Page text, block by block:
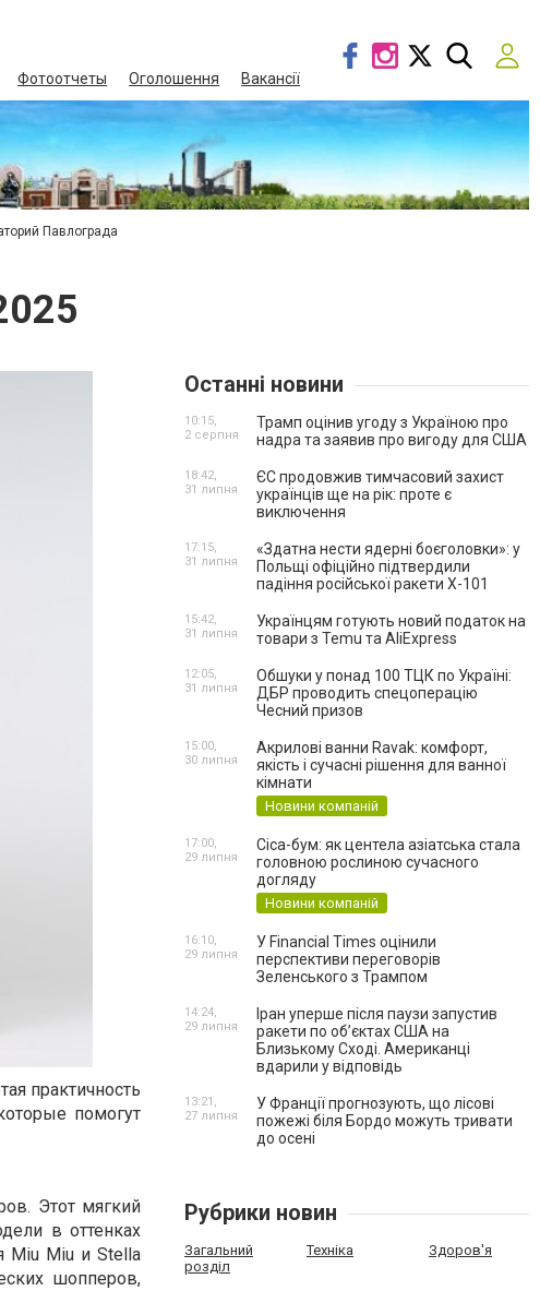
Фотоотчеты Оголошення Вакансії
Павлограда
практичность
помогут
Этот мягкий
в оттенках
Miu Miu и Stella
шопперов,
Останні новини
Трамп оцінив угоду з Україною про
надра та заявив про вигоду для США
10:15,
2 серпня
ЄС продовжив тимчасовий захист
українців ще на рік: проте є
виключення
18:42,
31 липня
«Здатна нести ядерні боєголовки»: у
Польщі офіційно підтвердили
падіння російської ракети Х-101
17:15,
31 липня
Українцям готують новий податок на
товари з Temu та AliExpress
15:42,
31 липня
Обшуки у понад 100 ТЦК по Україні:
ДБР проводить спецоперацію
Чесний призов
12:05,
31 липня
Акрилові ванни Ravak: комфорт,
якість і сучасні рішення для ванної
кімнати
Новини компаній
15:00,
30 липня
Cica-бум: як центела азіатська стала
головною рослиною сучасного
догляду
Новини компаній
17:00,
29 липня
У Financial Times оцінили
перспективи переговорів
Зеленського з Трампом
16:10,
29 липня
Іран уперше після паузи запустив
ракети по обʼєктах США на
Близькому Сході. Американці
вдарили у відповідь
14:24,
29 липня
У Франції прогнозують, що лісові
пожежі біля Бордо можуть тривати
до осені
13:21,
27 липня
Рубрики новин
Загальний
розділ
Техніка Здоров'я